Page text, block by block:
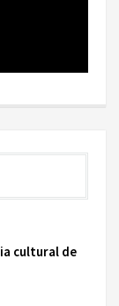
cultural de